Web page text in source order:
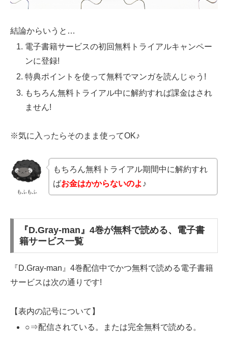
結論からいうと…
電子書籍サービスの初回無料トライアルキャンペー
ンに登録!
特典ポイントを使って無料でマンガを読んじゃう!
もちろん無料トライアル中に解約すれば課金はされ
ません!
※気に入ったらそのまま使ってOK♪
もふもふ
もちろん無料トライアル期間中に解約すれ
ばお金はかからないのよ ♪
『D.Gray-man』4巻が無料で読める、電子書
籍サービス一覧
『D.Gray-man』4巻配信中でかつ無料で読める電子書籍
サービスは次の通りです!
【表内の記号について】
○⇒配信されている。または完全無料で読める。